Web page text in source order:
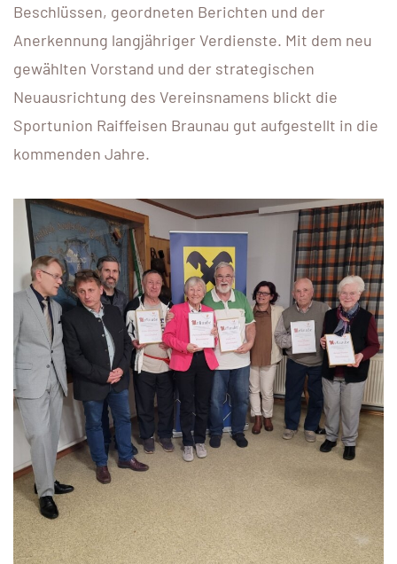
Beschlüssen, geordneten Berichten und der
Anerkennung langjähriger Verdienste. Mit dem neu
gewählten Vorstand und der strategischen
Neuausrichtung des Vereinsnamens blickt die
Sportunion Raiffeisen Braunau gut aufgestellt in die
kommenden Jahre.